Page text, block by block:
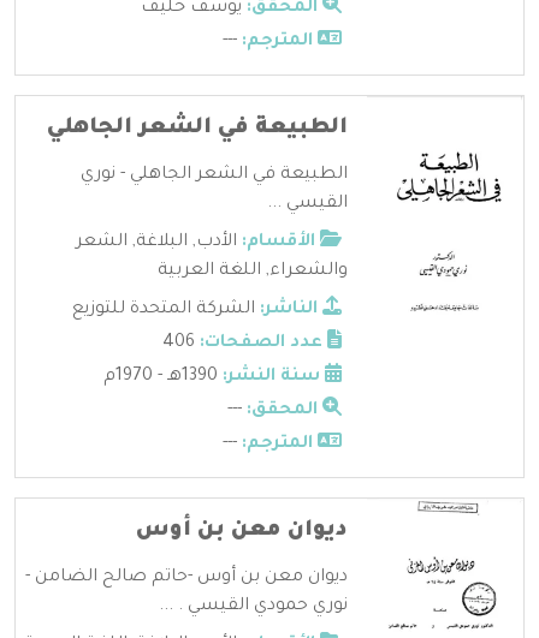
المحقق: يوسف خليف
المترجم: ---
الطبيعة في الشعر الجاهلي
الطبيعة في الشعر الجاهلي - نوري
القيسي ...
الأقسام: الأدب, البلاغة, الشعر
والشعراء, اللغة العربية
الناشر: الشركة المتحدة للتوزيع
عدد الصفحات:
سنة النشر:
المحقق: ---
المترجم: ---
ديوان معن بن أوس
ديوان معن بن أوس -حاتم صالح الضامن -
نوري حمودي القيسي . ...